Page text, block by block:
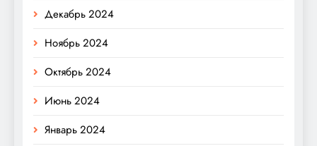
Декабрь 2024
Ноябрь 2024
Октябрь 2024
Июнь 2024
Январь 2024